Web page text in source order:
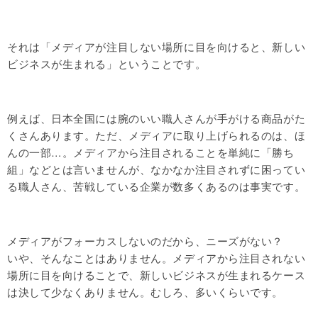
それは「メディアが注目しない場所に目を向けると、新しい
ビジネスが生まれる」ということです。
例えば、日本全国には腕のいい職人さんが手がける商品がた
くさんあります。ただ、メディアに取り上げられるのは、ほ
んの一部…。メディアから注目されることを単純に「勝ち
組」などとは言いませんが、なかなか注目されずに困ってい
る職人さん、苦戦している企業が数多くあるのは事実です。
メディアがフォーカスしないのだから、ニーズがない？
いや、そんなことはありません。メディアから注目されない
場所に目を向けることで、新しいビジネスが生まれるケース
は決して少なくありません。むしろ、多いくらいです。